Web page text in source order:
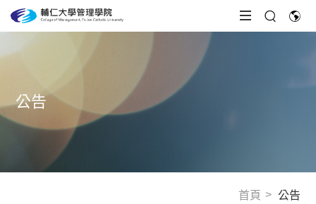
公告
首頁 公告